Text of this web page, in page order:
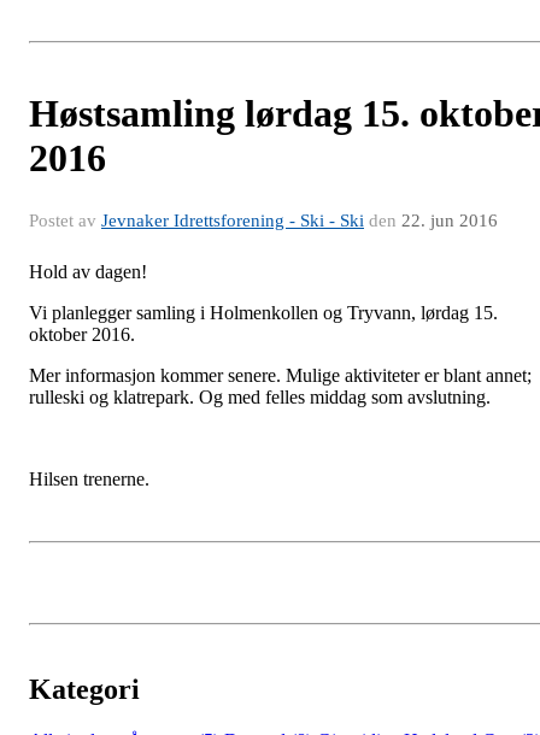
Høstsamling lørdag 15.
2016
Postet av Jevnaker Idrettsforening - Ski - Ski den 22. jun 2016
Hold av dagen!
Vi planlegger samling i Holmenkollen og Tryvann, lørdag 15.
oktober 2016.
Mer informasjon kommer senere. Mulige aktiviteter er blant annet;
rulleski og klatrepark. Og med felles middag som avslutning.
Hilsen trenerne.
Kategori